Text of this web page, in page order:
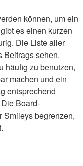
können, um ein
es einen kurzen
Die Liste aller
Beitrags sehen.
häufig zu benutzen,
machen und ein
entsprechend
Board-
Smileys begrenzen,